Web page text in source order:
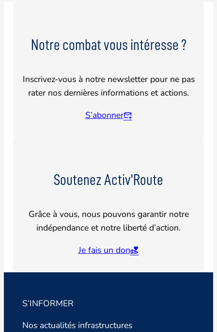
Notre combat vous intéresse ?
Inscrivez-vous à notre newsletter pour ne pas
rater nos dernières informations et actions.
S’abonner
Soutenez Activ’Route
Grâce à vous, nous pouvons garantir notre
indépendance et notre liberté d’action.
Je fais un don
S’INFORMER
Nos actualités infrastructures